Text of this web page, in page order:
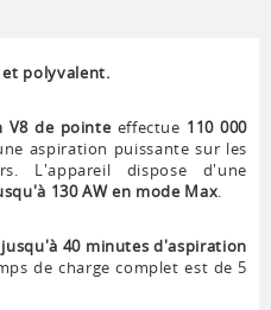
et polyvalent.
V8 de pointeeffectue 110 000
aspiration puissante sur les
L'appareil dispose d'une
130 AW en mode Max.
jusqu'à 40 minutes d'aspiration
de charge complet est de 5